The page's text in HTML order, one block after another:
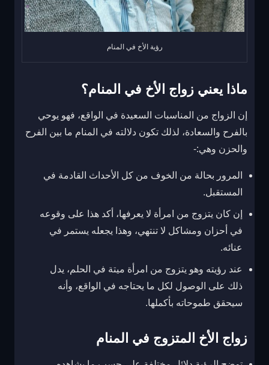
رؤية الأخ في المنام
ماذا يعني زواج الأخ في المنام؟
إن الزواج من المناسبات السعيدة في الواقع، فهو يوحي
بالفرح والسعادة، لذلك تكون دلالته في المنام ما بين الفرح
والحزن وهي:-
المرور بحالة من الخوف من كل الأحداث القادمة في
المستقبل.
إن كان يتزوج من امرأة لا يعرفها، أكد هذا على وقوعه
في أحزان ومشاكل لا تنتهي، وهذا يجعله يستمر في
عنائه.
عند رؤيته وهو يتزوج من امرأة ميتة في الحلم، يدل
ذلك على الوصول لكل ما يحتاجه في الواقع، وأنه
سيحقق طموحاته بأكملها.
زواج الأخ المتزوج في المنام